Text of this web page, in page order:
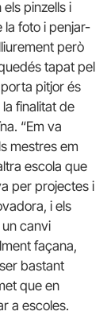
pinzells i
la foto i penjar-
però
tapat pel
pitjor és
finalitat de
“Em va
mestres em
escola que
per projectes i
i els
canvi
façana,
bastant
que en
a escoles.